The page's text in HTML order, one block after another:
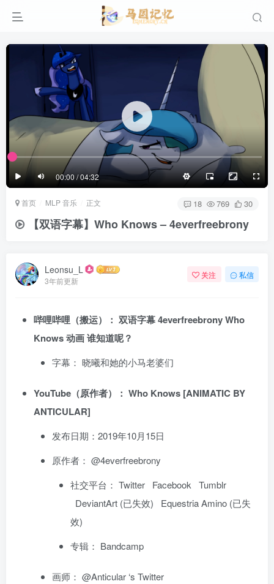
00:00 / 04:32
滚动顶部底部
防止弹幕重叠
100%
1/4 半屏 3/4 满屏
3/4
25px
极慢 适中 极快
适中
滚动 顶部 底部
发送
首页 MLP 音乐 正文 18 769 30
【双语字幕】Who Knows – 4everfreebrony
Leonsu_L
3年前更新
关注 私信
哔哩哔哩（搬运）： 双语字幕 4everfreebrony Who
Knows 动画 谁知道呢？
字幕： 晓曦和她的小马老婆们
YouTube（原作者）： Who Knows [ANIMATIC BY
ANTICULAR]
发布日期：2019年10月15日
原作者： @4everfreebrony
社交平台： Twitter Facebook Tumblr
DeviantArt (已失效)
Equestria Amino (已失
效)
专辑： Bandcamp
画师： @Anticular ‘s Twitter